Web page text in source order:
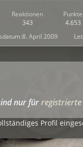
Reaktionen
343
Punkte
4.653
8. April 2009
nur fürregistrierte
Profil